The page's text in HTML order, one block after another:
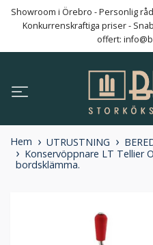
Showroom i Örebro - Personlig
Konkurrenskraftiga priser -
offert:
Hem UTRUSTNING
Konservöppnare LT Tellier
bordsklämma.